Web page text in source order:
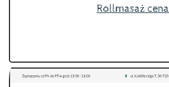
Rollmasaż cena